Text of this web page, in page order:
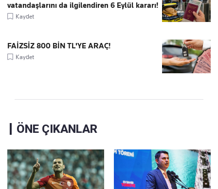
vatandaşlarını da ilgilendiren 6 Eylül kararı!
Kaydet
FAİZSİZ 800 BİN TL'YE ARAÇ!
Kaydet
ÖNE ÇIKANLAR